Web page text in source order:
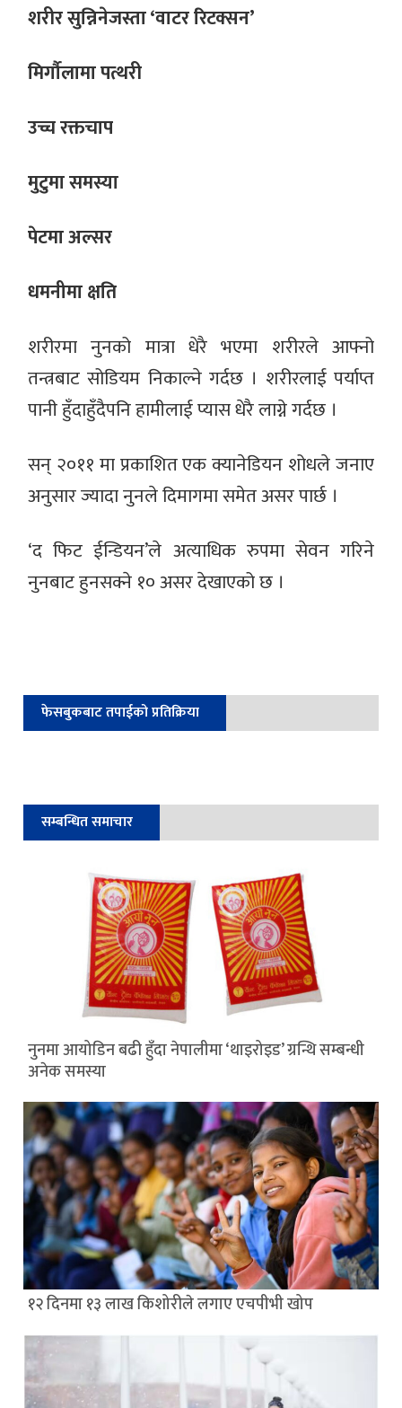
शरीर सुन्निनेजस्ता ‘वाटर रिटक्सन’
मिर्गौलामा पत्थरी
उच्च रक्तचाप
मुटुमा समस्या
पेटमा अल्सर
धमनीमा क्षति
शरीरमा नुनको मात्रा धेरै भएमा शरीरले आफ्नो
तन्त्रबाट सोडियम निकाल्ने गर्दछ । शरीरलाई पर्याप्त
पानी हुँदाहुँदैपनि हामीलाई प्यास धेरै लाग्ने गर्दछ ।
सन् २०११ मा प्रकाशित एक क्यानेडियन शोधले जनाए
अनुसार ज्यादा नुनले दिमागमा समेत असर पार्छ ।
‘द फिट ईन्डियन’ले अत्याधिक रुपमा सेवन गरिने
नुनबाट हुनसक्ने १० असर देखाएको छ ।
फेसबुकबाट तपाईको प्रतिक्रिया
सम्बन्धित समाचार
नुनमा आयोडिन बढी हुँदा नेपालीमा ‘थाइरोइड’ ग्रन्थि सम्बन्धी
अनेक समस्या
१२ दिनमा १३ लाख किशोरीले लगाए एचपीभी खोप